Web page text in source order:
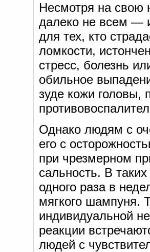
Несмотря на свою
далеко не всем —
для тех, кто
ломкости,
стресс, болезнь
обильное
зуде кожи головы,
Однако людям с
его с
при чрезмерном
сальность. В
одного раза в
мягкого шампуня.
индивидуальной
реакции
людей с